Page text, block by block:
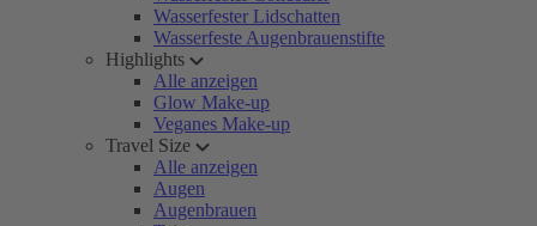
Wasserfester Lidschatten
Wasserfeste Augenbrauenstifte
Highlights
Alle anzeigen
Glow Make-up
Veganes Make-up
Travel Size
Alle anzeigen
Augen
Augenbrauen